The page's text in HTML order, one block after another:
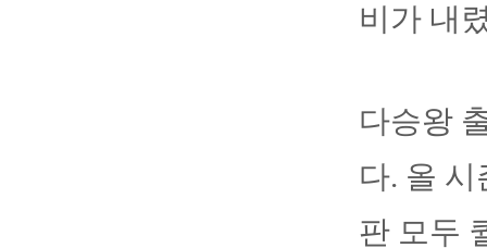
비가 내
다승왕
다. 올 시
판 모두